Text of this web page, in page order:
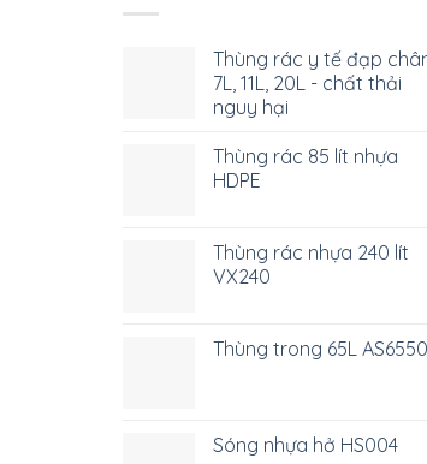
Thùng rác y tế đạp
7L, 11L, 20L - chất thải
nguy hại
Thùng rác 85 lít nhựa
HDPE
Thùng rác nhựa 240 lít
VX240
Thùng trong 65L AS6550
Sóng nhựa hở HS004